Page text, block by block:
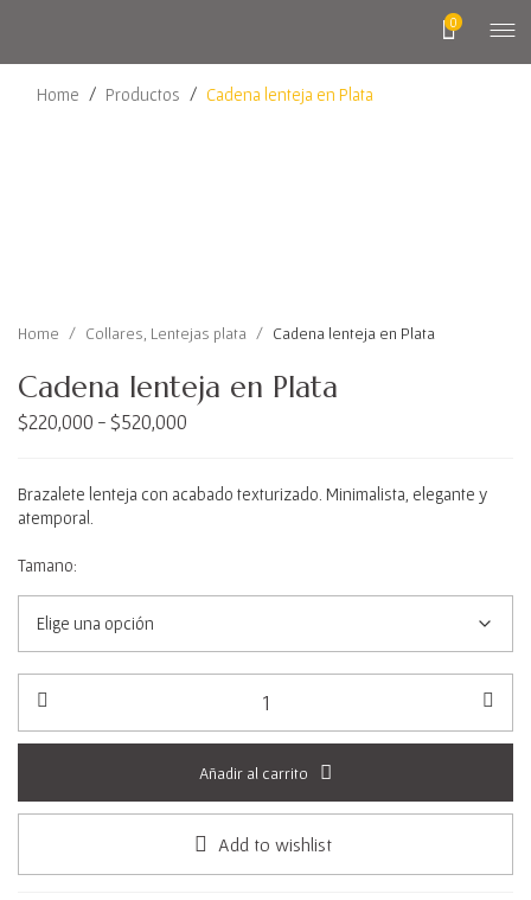
0
Home / Productos / Cadena lenteja en Plata
Home / Collares, Lentejas plata / Cadena lenteja en Plata
Cadena lenteja en Plata
$220,000 - $520,000
Brazalete lenteja con acabado texturizado. Minimalista, elegante y
atemporal.
Tamano:
Añadir al carrito
Add to wishlist